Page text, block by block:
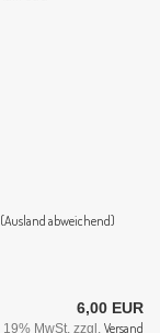
(Ausland abweichend)
6,00 EUR
19% MwSt. zzgl. Versand